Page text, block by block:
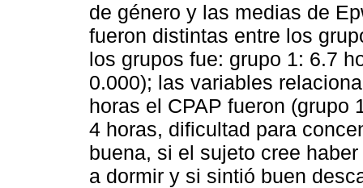
de género y las medias de
fueron distintas entre los
los grupos fue: grupo 1: 6.7
0.000); las variables
horas el CPAP fueron (grupo
4 horas, dificultad para
buena, si el sujeto cree
a dormir y si sintió buen